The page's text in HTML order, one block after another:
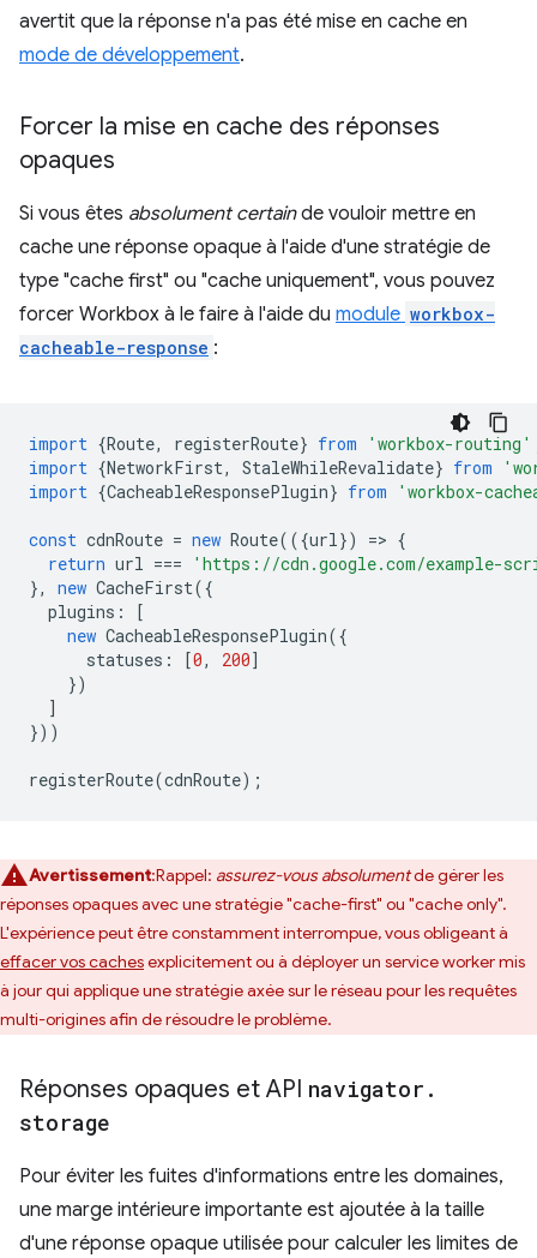
avertit que la réponse n'a pas été mise en cache en
mode de développement.
Forcer la mise en cache des réponses
opaques
Si vous êtes absolument certainde vouloir mettre en
cache une réponse opaque à l'aide d'une stratégie de
type "cache first" ou "cache uniquement", vous pouvez
forcer Workbox à le faire à l'aide du module workbox-
cacheable-response :
import {Route, registerRoute} from 'workbox-routing'
import {NetworkFirst, StaleWhileRevalidate} from
import {CacheableResponsePlugin} from 'workbox-
const cdnRoute = new Route(({url}) => {
return url ===
'https://cdn.google.com/example-
},
new CacheFirst({
plugins :
[
new CacheableResponsePlugin({
statuses : [0, 200]
})
]
}))
registerRoute(cdnRoute);
Avertissement:Rappel: assurez-vous absolumentde gérer les
réponses opaques avec une stratégie "cache-first" ou "cache only".
L'expérience peut être constamment interrompue, vous obligeant à
effacer vos cachesexplicitement ou à déployer un service worker mis
à jour qui applique une stratégie axée sur le réseau pour les requêtes
multi-origines afin de résoudre le problème.
Réponses opaques et API navigator .
storage
Pour éviter les fuites d'informations entre les domaines,
une marge intérieure importante est ajoutée à la taille
d'une réponse opaque utilisée pour calculer les limites de